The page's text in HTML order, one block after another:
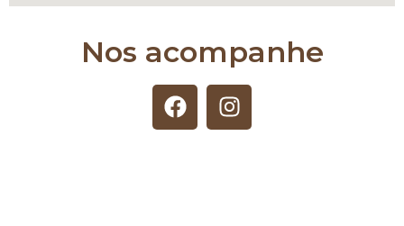
Nos acompanhe